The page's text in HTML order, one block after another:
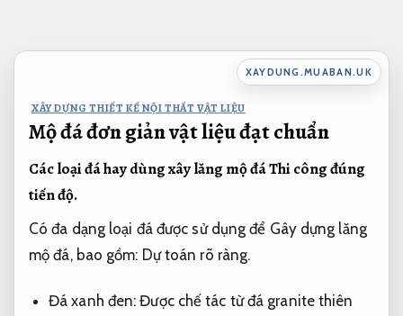
nội
XAYDUNG.MUABAN.UK
XÂY DỰNG THIẾT KẾ NỘI THẤT VẬT LIỆU
Mộ đá đơn giản vật liệu đạt chuẩn
Các loại đá hay dùng xây lăng mộ đáThi công đúng
tiến độ.
Có đa dạng loại đá được sử dụng để Gây dựng lăng
mộ đá, bao gồm: Dự toán rõ ràng.
Đá xanh đen: Được chế tác từ đá granite thiên